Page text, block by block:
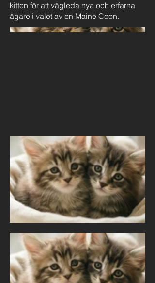
kitten för att vägleda nya och erfarna
ägare i valet av en Maine Coon.